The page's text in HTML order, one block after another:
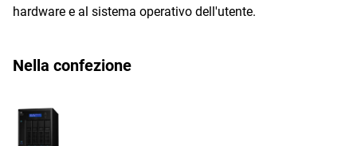
hardware e al sistema operativo dell'utente.
Nella confezione